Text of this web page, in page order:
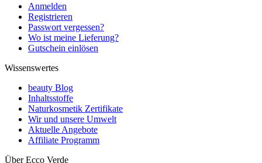
Anmelden
Registrieren
Passwort vergessen?
Wo ist meine Lieferung?
Gutschein einlösen
Wissenswertes
beauty Blog
Inhaltsstoffe
Naturkosmetik Zertifikate
Wir und unsere Umwelt
Aktuelle Angebote
Affiliate Programm
Über Ecco Verde